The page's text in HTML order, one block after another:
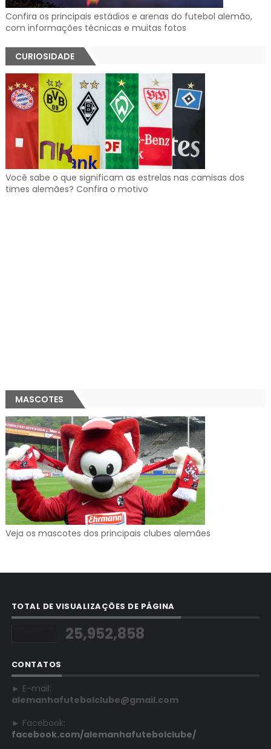
Confira os principais estádios e arenas do futebol alemão,
com informações técnicas e muitas fotos
CURIOSIDADE
Você sabe o que significam as estrelas nas camisas dos
times alemães? Confira o motivo
MASCOTES
Veja os mascotes dos principais clubes alemães
TOTAL DE VISUALIZAÇÕES DE PÁGINA
25,952,858
CONTATOS
► E-mail:
alemanhafutebolclube@gmail.com
► Facebook:
facebook.com/alemanhafutebolclube/